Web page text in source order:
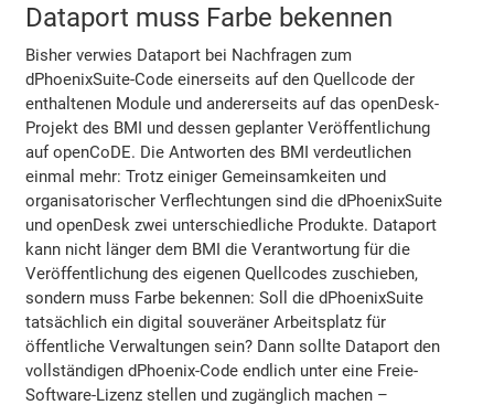
Dataport muss Farbe bekennen
Bisher verwies Dataport bei Nachfragen zum
dPhoenixSuite-Code einerseits auf den Quellcode der
enthaltenen Module und andererseits auf das openDesk-
Projekt des BMI und dessen geplanter Veröffentlichung
auf openCoDE. Die Antworten des BMI verdeutlichen
einmal mehr: Trotz einiger Gemeinsamkeiten und
organisatorischer Verflechtungen sind die dPhoenixSuite
und openDesk zwei unterschiedliche Produkte. Dataport
kann nicht länger dem BMI die Verantwortung für die
Veröffentlichung des eigenen Quellcodes zuschieben,
sondern muss Farbe bekennen: Soll die dPhoenixSuite
tatsächlich ein digital souveräner Arbeitsplatz für
öffentliche Verwaltungen sein? Dann sollte Dataport den
vollständigen dPhoenix-Code endlich unter eine Freie-
Software-Lizenz stellen und zugänglich machen –